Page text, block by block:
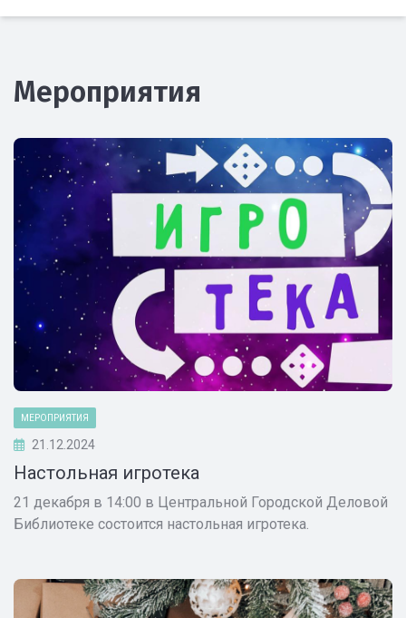
Мероприятия
МЕРОПРИЯТИЯ
21.12.2024
Настольная игротека
21 декабря в 14:00 в Центральной Городской Деловой
Библиотеке состоится настольная игротека.